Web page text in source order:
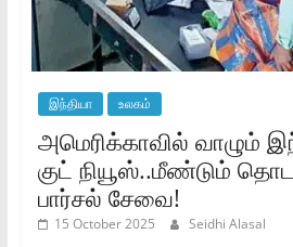
இந்தியா உலகம்
அமெரிக்காவில் வாழும்
குட் நியூஸ்..மீண்டும்
பார்சல் சேவை!
15 October 2025 Seidhi Alasal